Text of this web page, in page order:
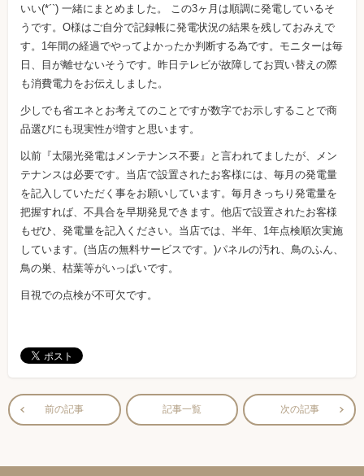
いい(*´`) 一緒にまとめました。 この3ヶ月は順調に発電しているそ
うです。O様はご自分で記録帳に発電状況の結果を残しておみえで
す。1年間の経過でやってよかったか判断する為です。モニターは毎
日、目が離せないそうです。昨日テレビが故障してお買い替えの際
も消費電力をお伝えしました。
少しでも省エネとお考えてのことですが数字でお示しすることで商
品選びにも現実性が増すと思います。
以前『太陽光発電はメンテナンス不要』と言われてましたが、メン
テナンスは必要です。当店で設置されたお客様には、毎月の発電量
を記入していただく事をお願いしています。毎月きっちり発電量を
把握すれば、不具合を早期発見できます。他店で設置されたお客様
もぜひ、発電量を記入ください。当店では、半年、1年点検順次実施
しています。(当店の無料サービスです。)パネルの汚れ、鳥のふん、
鳥の巣、枯葉等がいっぱいです。
目視での点検が不可欠です。
前の記事 記事一覧 次の記事